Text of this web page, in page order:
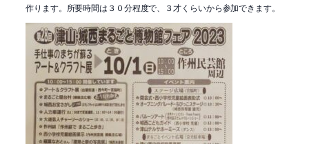
作ります。所要時間は３０分程度で、３才くらいから参加できます。